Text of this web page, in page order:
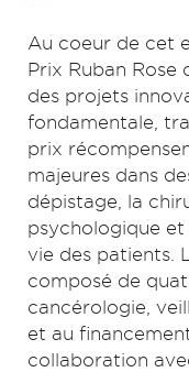
Au coeur de cet
Prix Ruban Rose
des projets
fondamentale,
prix
majeures dans
dépistage, la
psychologique et
vie des patients.
composé de
cancérologie,
et au
collaboration